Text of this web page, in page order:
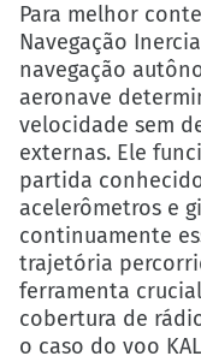
Para melhor
Navegação
navegação
aeronave
velocidade sem
externas. Ele
partida
acelerômetros e
continuamente
trajetória
ferramenta
cobertura de
o caso do voo